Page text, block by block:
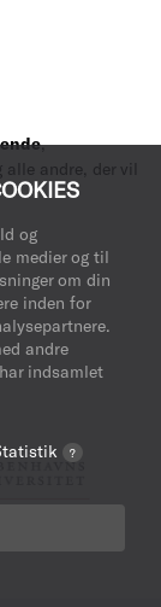
og
medier og til
om din
inden for
andre
indsamlet
?
,
andre, der vil